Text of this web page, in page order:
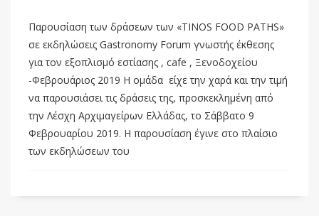
Παρουσίαση των δράσεων των «TINOS FOOD PATHS»
σε εκδηλώσεις Gastronomy Forum γνωστής έκθεσης
για τον εξοπλισμό εστίασης , cafe , Ξενοδοχείου
-Φεβρουάριος 2019 Η ομάδα είχε την χαρά και την τιμή
να παρουσιάσει τις δράσεις της, προσκεκλημένη από
την Λέσχη Αρχιμαγείρων Ελλάδας, το Σάββατο 9
Φεβρουαρίου 2019. Η παρουσίαση έγινε στο πλαίσιο
των εκδηλώσεων του